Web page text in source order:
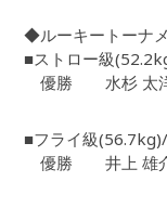
◆ルーキートーナ
■ストロー級
優勝 水杉 太洋
■フライ級
優勝 井上 雄介